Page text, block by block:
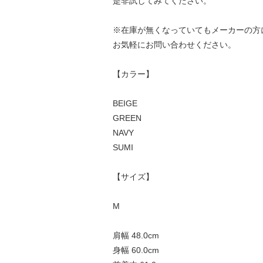
※在庫が無くなっていてもメーカーの
お気軽にお問い合わせください。
【カラー】
BEIGE
GREEN
NAVY
SUMI
【サイズ】
M
肩幅 48.0cm
身幅 60.0cm